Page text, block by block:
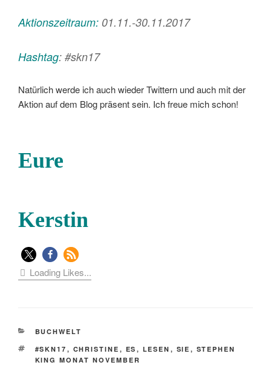
Aktionszeitraum: 01.11.-30.11.2017
Hashtag: #skn17
Natürlich werde ich auch wieder Twittern und auch mit der
Aktion auf dem Blog präsent sein. Ich freue mich schon!
Eure
Kerstin
Loading Likes...
KATEGORIEN
BUCHWELT
SCHLAGWÖRTER
#SKN17 , CHRISTINE , ES , LESEN , SIE , STEPHEN
KING MONAT NOVEMBER